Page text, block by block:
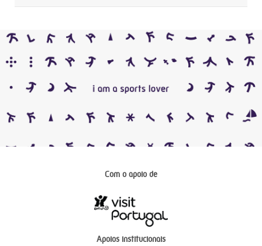
Com o apoio de
Apoios institucionais